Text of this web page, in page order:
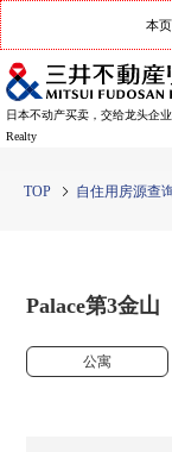
本
日本不动产买卖，交给龙头企
Realty
TOP 自住用房源查
Palace第3金山
公寓